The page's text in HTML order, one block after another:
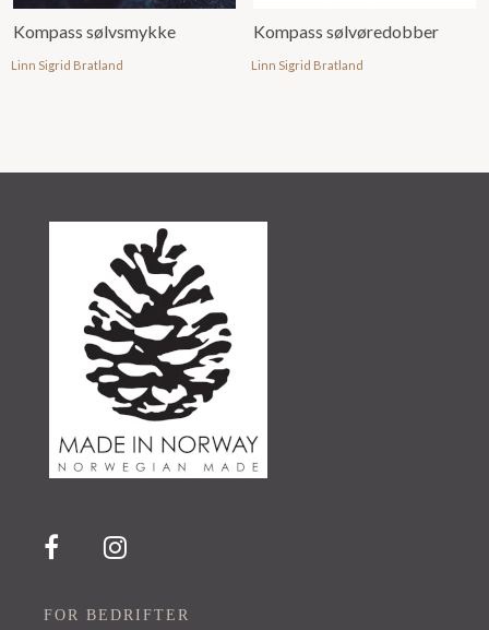
Kompass sølvsmykke
Linn Sigrid Bratland
Kompass sølvøredobber
Linn Sigrid Bratland
FOR BEDRIFTER